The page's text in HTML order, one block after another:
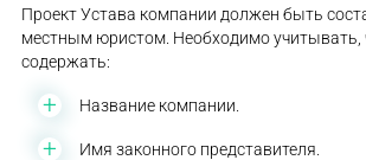
Проект Устава компании должен быть
местным юристом. Необходимо учитывать,
содержать:
Название компании.
Имя законного представителя.